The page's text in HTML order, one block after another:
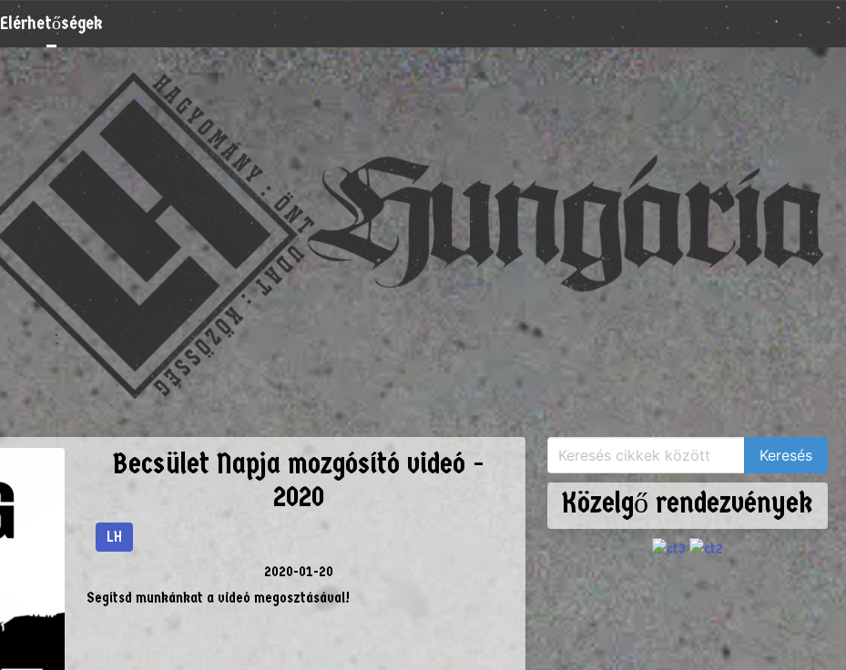
Elérhetőségek
Becsület Napja mozgósító videó -
2020
LH
2020-01-20
Segítsd munkánkat a videó megosztásával!
Közelgő rendezvények